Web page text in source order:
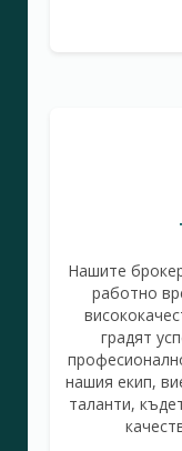
Нашите
работно
градят
нашия екип,
таланти,